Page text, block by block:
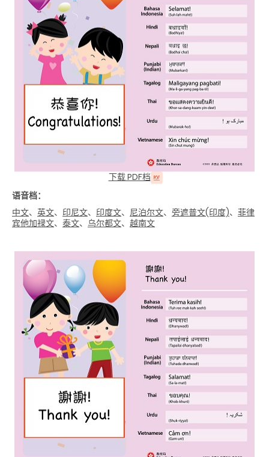
下载 PDF档
语音档：
中文、 英文、 印尼文、 印度文、 尼泊尔文、 旁遮普文(印度)、 菲律
宾他加禄文、 泰文、 乌尔都文、 越南文